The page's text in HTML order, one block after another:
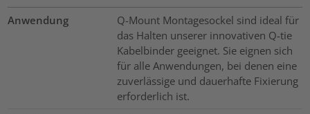
Anwendung
Q-Mount Montagesockel sind ideal für
das Halten unserer innovativen Q-tie
Kabelbinder geeignet. Sie eignen sich
für alle Anwendungen, bei denen eine
zuverlässige und dauerhafte Fixierung
erforderlich ist.